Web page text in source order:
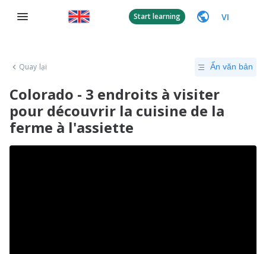
Start learning VI
Quay lại Ẩn văn bản
Colorado - 3 endroits à visiter
pour découvrir la cuisine de la
ferme à l'assiette